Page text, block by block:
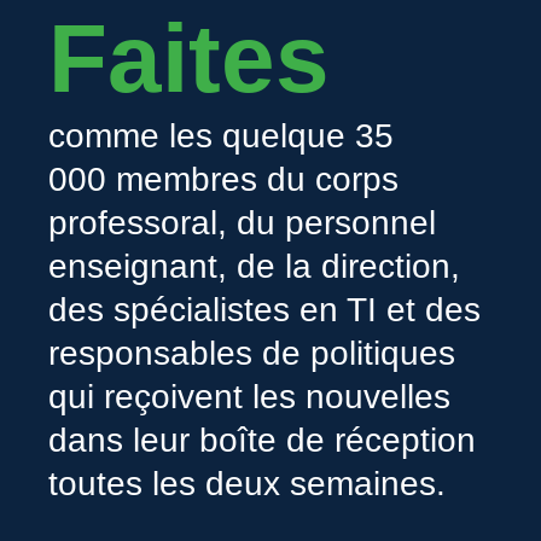
Faites
comme les quelque 35
000 membres du corps
professoral, du personnel
enseignant, de la direction,
des spécialistes en TI et des
responsables de politiques
qui reçoivent les nouvelles
dans leur boîte de réception
toutes les deux semaines.